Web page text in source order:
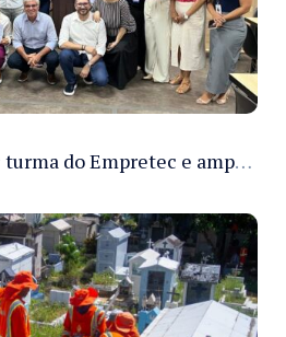
Manaus forma 345ª turma do Empretec e amplia qualificação de empreendedores na cidade